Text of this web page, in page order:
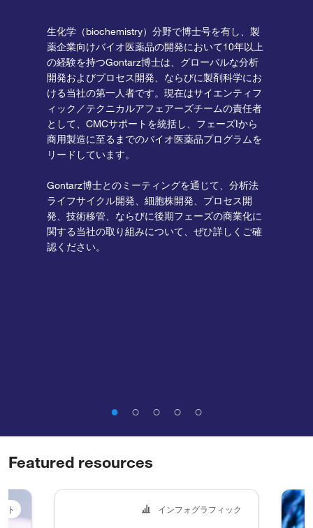
生化学（biochemistry）分野で博士号を有し、製
薬企業向けバイオ医薬品の開発において10年以上
の経験を持つGontarz博士は、グローバルな分析
開発およびプロセス開発、ならびに製剤科学にお
ける当社の第一人者です。現在はサイエンティフ
ィック／テクニカルアフェアーズチームの責任者
として、CMCサポートを統括し、フェーズIから
商用製造に至るまでのバイオ医薬品プログラムを
リードしています。
Gontarz博士とのミーティングを通じて、分析法
ライフサイクル開発、細胞株開発、プロセス開
発、技術移管、ならびに後期フェーズの商業化に
関する当社の取り組みについて、ぜひ詳しくご確
認ください。
Featured resources
ト インフォグラフィック